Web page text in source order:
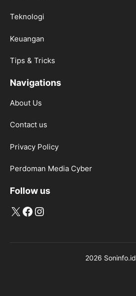
Teknologi
Keuangan
Tips & Tricks
Navigations
About Us
Contact us
Privacy Policy
Perdoman Media Cyber
Follow us
X Facebook
Instagram
2026 Soninfo.id